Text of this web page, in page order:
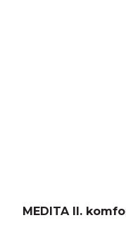
MEDITA II.